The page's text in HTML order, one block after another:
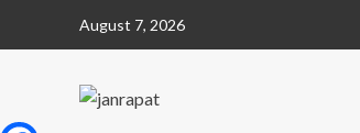
August 7, 2026